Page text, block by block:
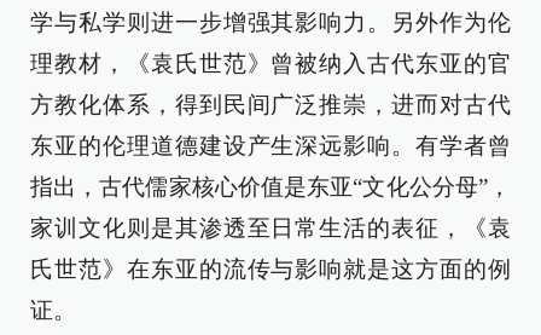
学与私学则进一步增强其影响力。另外作为伦
理教材，《袁氏世范》曾被纳入古代东亚的官
方教化体系，得到民间广泛推崇，进而对古代
东亚的伦理道德建设产生深远影响。有学者曾
指出，古代儒家核心价值是东亚“文化公分母”，
家训文化则是其渗透至日常生活的表征，《袁
氏世范》在东亚的流传与影响就是这方面的例
证。